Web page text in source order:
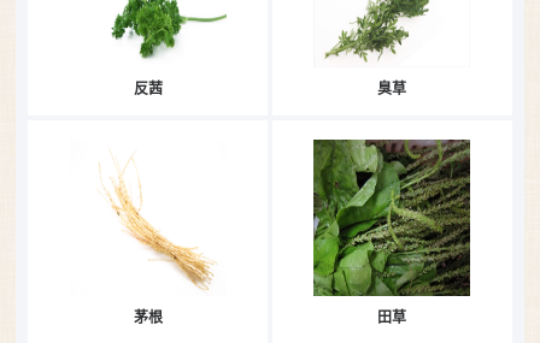
反茜 臭草
茅根 田草